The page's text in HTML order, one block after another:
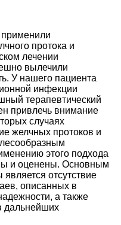
протока и
лечении
вылечили
У нашего пациента
инфекции
терапевтический
привлечь внимание
случаях
желчных протоков и
этого подхода
и оценены. Основным
отсутствие
описанных в
а также
дальнейших